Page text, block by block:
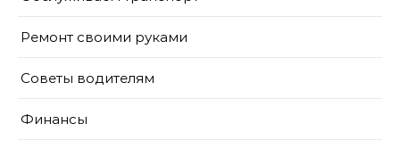
Ремонт своими руками
Советы водителям
Финансы